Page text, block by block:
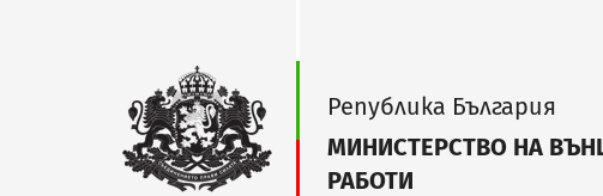
Република България
МИНИСТЕРСТВО НА
РАБОТИ